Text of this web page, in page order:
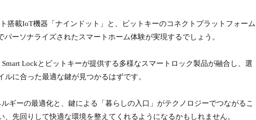
搭載IoT機器「ナインドット」と、ビットキーのコネクトプラットフォーム
パーソナライズされたスマートホーム体験が実現するでしょう。
Smart Lockとビットキーが提供する多様なスマートロック製品が融合し、選
に合った最適な鍵が見つかるはずです。
ルギーの最適化と、鍵による「暮らしの入口」がテクノロジーでつながるこ
先回りして快適な環境を整えてくれるようになるかもしれません。